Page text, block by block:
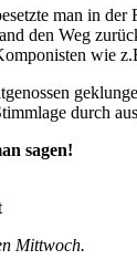
man in
den Weg
wie
durch
sagen!
Mittwoch.